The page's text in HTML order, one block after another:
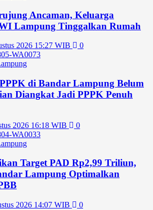
Ancaman, Keluarga
Lampung Tinggalkan Rumah
2026 15:27 WIB 0
di Bandar Lampung Belum
Diangkat Jadi PPPK Penuh
2026 16:18 WIB 0
Target PAD Rp2,99 Triliun,
Lampung Optimalkan
2026 14:07 WIB 0